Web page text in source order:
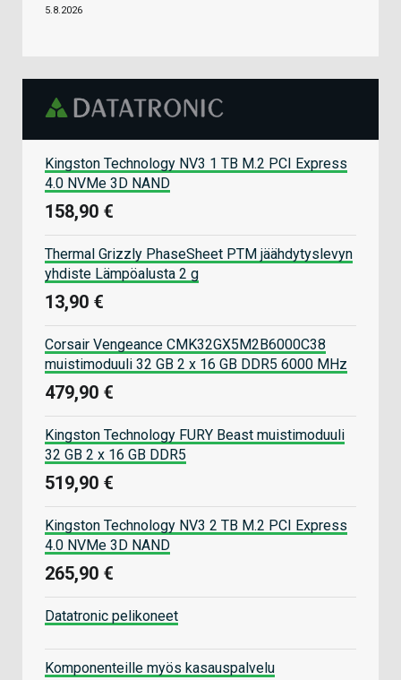
5.8.2026
Kingston Technology NV3 1 TB M.2 PCI Express
4.0 NVMe 3D NAND
158,90 €
Thermal Grizzly PhaseSheet PTM jäähdytyslevyn
yhdiste Lämpöalusta 2 g
13,90 €
Corsair Vengeance CMK32GX5M2B6000C38
muistimoduuli 32 GB 2 x 16 GB DDR5 6000 MHz
479,90 €
Kingston Technology FURY Beast muistimoduuli
32 GB 2 x 16 GB DDR5
519,90 €
Kingston Technology NV3 2 TB M.2 PCI Express
4.0 NVMe 3D NAND
265,90 €
Datatronic pelikoneet
Komponenteille myös kasauspalvelu